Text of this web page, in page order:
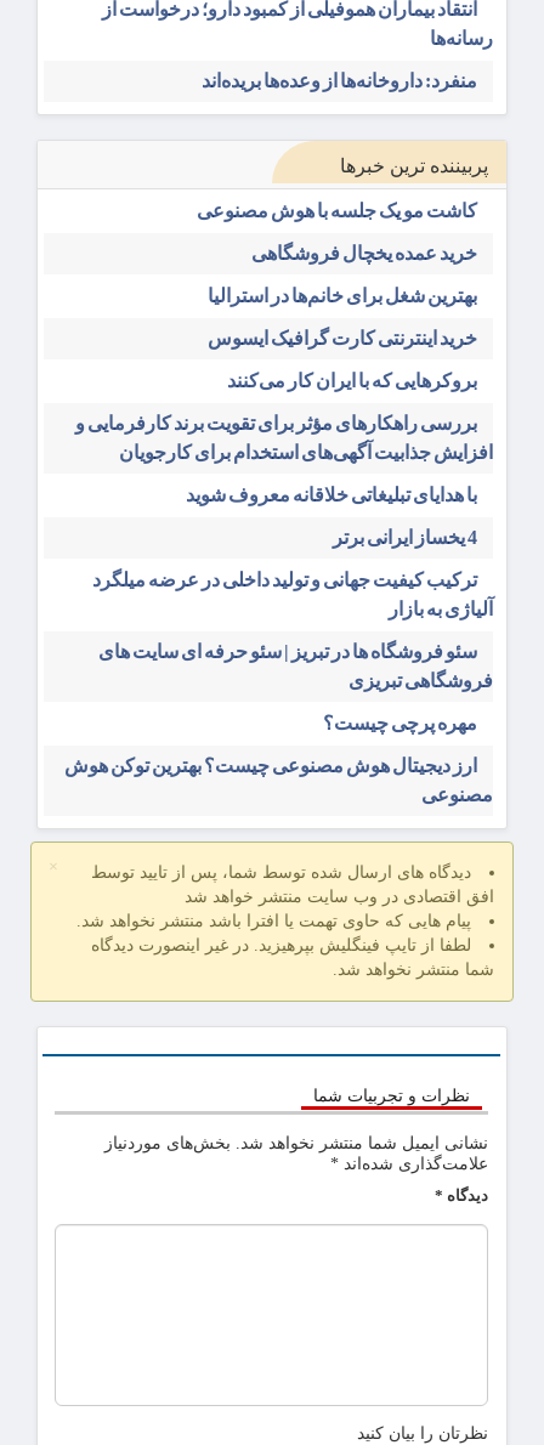
انتقاد بیماران هموفیلی از کمبود دارو؛ درخواست از
رسانه‌ها
منفرد: داروخانه‌ها از وعده‌ها بریده‌اند
پربیننده ترین خبرها
کاشت مو یک جلسه با هوش مصنوعی
خرید عمده یخچال فروشگاهی
بهترین شغل برای خانم‌ها در استرالیا
خرید اینترنتی کارت گرافیک ایسوس
بروکرهایی‌ که با ایران کار می‌کنند
بررسی راهکارهای مؤثر برای تقویت برند کارفرمایی و
افزایش جذابیت آگهی‌های استخدام برای کارجویان
با هدایای تبلیغاتی خلاقانه معروف شوید
4 یخساز ایرانی برتر
ترکیب کیفیت جهانی و تولید داخلی در عرضه میلگرد
آلیاژی به بازار
سئو فروشگاه‌ ها در تبریز | سئو حرفه ای سایت های
فروشگاهی تبریزی
مهره پرچی چیست؟
ارز دیجیتال هوش مصنوعی چیست؟ بهترین توکن هوش
مصنوعی
×
دیدگاه های ارسال شده توسط شما، پس از تایید توسط
افق اقتصادی در وب سایت منتشر خواهد شد
پیام هایی که حاوی تهمت یا افترا باشد منتشر نخواهد شد.
لطفا از تایپ فینگلیش بپرهیزید. در غیر اینصورت دیدگاه
شما منتشر نخواهد شد.
نظرات و تجربیات شما
نشانی ایمیل شما منتشر نخواهد شد. بخش‌های موردنیاز
علامت‌گذاری شده‌اند *
دیدگاه *
نظرتان را بیان کنید